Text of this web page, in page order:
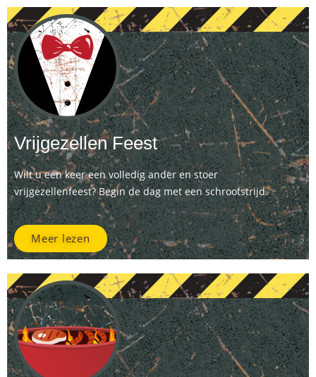
Vrijgezellen Feest
Wilt u een keer een volledig ander en stoer
vrijgezellenfeest? Begin de dag met een schrootstrijd.
Meer lezen